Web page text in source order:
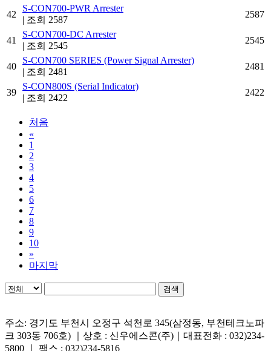
42
S-CON700-PWR Arrester
| 조회 2587
2587
41
S-CON700-DC Arrester
| 조회 2545
2545
40
S-CON700 SERIES (Power Signal Arrester)
| 조회 2481
2481
39
S-CON800S (Serial Indicator)
| 조회 2422
2422
처음
«
1
2
3
4
5
6
7
8
9
10
»
마지막
검색
주소: 경기도 부천시 오정구 석천로 345(삼정동, 부천테크노파
크 303동 706호) ｜상호 : 신우에스콘(주)｜대표전화 : 032)234-
5800 ｜ 팩스 : 032)234-5816